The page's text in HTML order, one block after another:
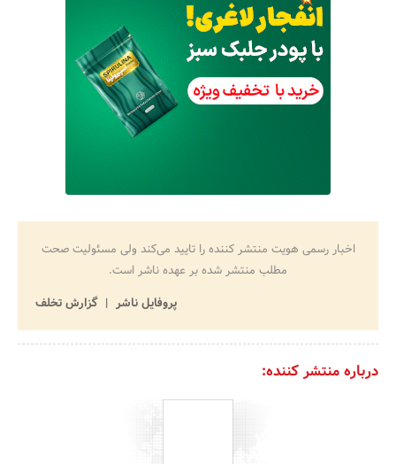
اخبار رسمی هویت منتشر کننده را تایید می‌کند ولی مسئولیت صحت
مطلب منتشر شده بر عهده ناشر است.
پروفایل ناشر
گزارش تخلف
درباره منتشر کننده: